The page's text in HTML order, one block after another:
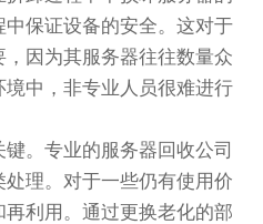
保证设备的安全。这对于
因为其服务器往往数量众
中，非专业人员很难进行
。专业的服务器回收公司
理。对于一些仍有使用价
利用。通过更换老化的部